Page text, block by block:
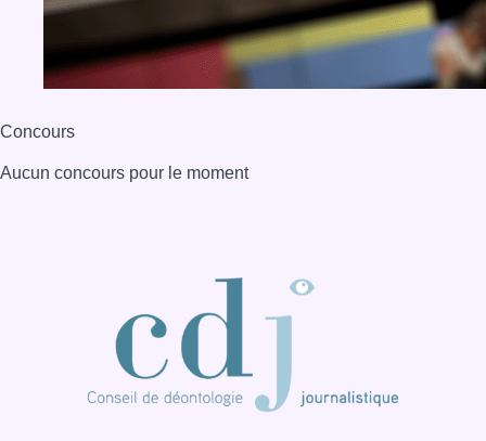
Concours
Aucun concours pour le moment